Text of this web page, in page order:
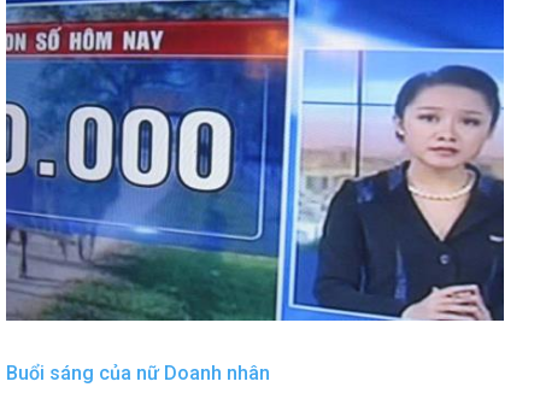
Buổi sáng của nữ Doanh nhân